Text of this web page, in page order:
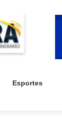
Esportes